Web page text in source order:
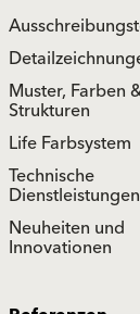
Muster, Farben
Strukturen
Life Farbsystem
Technische
Dienstleistungen
Neuheiten und
Innovationen